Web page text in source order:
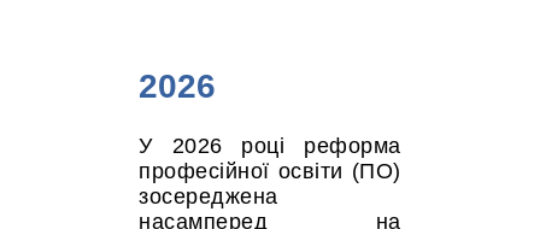
2026
У 2026 році реформа
професійної освіти (ПО)
зосереджена
насамперед на